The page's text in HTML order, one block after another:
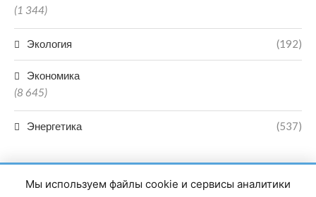
(1 344)
Экология (192)
Экономика
(8 645)
Энергетика (537)
Мы используем файлы cookie и сервисы аналитики